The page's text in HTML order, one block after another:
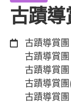
古蹟
日期：
古蹟導賞
古蹟導賞
古蹟導賞
古蹟導賞
古蹟導賞